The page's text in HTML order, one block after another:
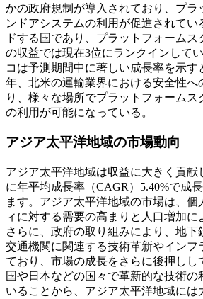
かの政府規制が導入されており、プラ
ンドアシステムの利用が促進されてい
ドする国であり、プラットフォームス
の収益では現在3位にランクインして
コは予測期間中に著しい成長率を示す
年、北米の運輸業界における安全性へ
り、様々な場所でプラットフォームス
の利用が可能になっている。
アジア太平洋地域の市場動向
アジア太平洋地域は収益に大きく貢献
に年平均成長率（CAGR）5.40%で成
ます。アジア太平洋地域の市場は、個
ィに対する需要の高まりと人口増加に
さらに、政府の取り組みにより、地
交通機関に関連する技術革新やインフ
ており、市場の成長をさらに後押しし
国や日本などの国々で革新的な技術の
いることから、アジア太平洋地域には